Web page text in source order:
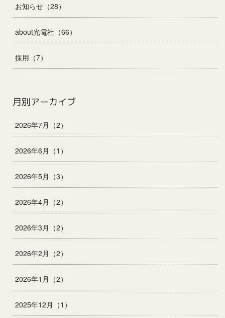
お知らせ（28）
about光電社（66）
採用（7）
月別アーカイブ
2026年7月（2）
2026年6月（1）
2026年5月（3）
2026年4月（2）
2026年3月（2）
2026年2月（2）
2026年1月（2）
2025年12月（1）